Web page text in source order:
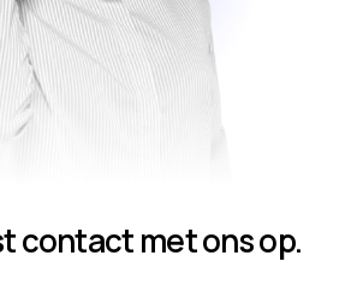
contact met ons op.